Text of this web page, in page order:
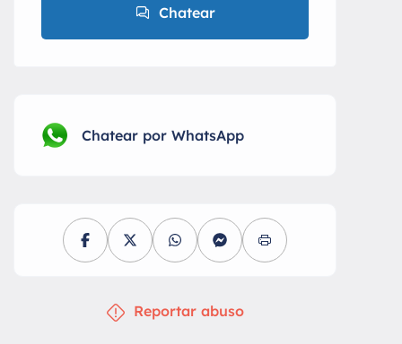
Chatear
Chatear por WhatsApp
Reportar abuso